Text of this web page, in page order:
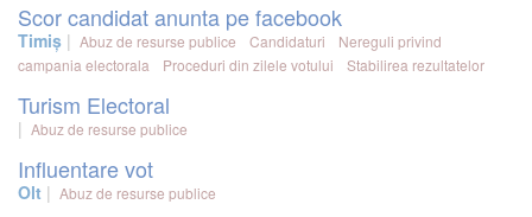
Scor candidat anunta pe facebook
Timiș Abuz de resurse publice Candidaturi
Nereguli privind
campania electorala
Proceduri din zilele votului Stabilirea rezultatelor
Turism Electoral
Abuz de resurse publice
Influentare vot
Olt Abuz de resurse publice